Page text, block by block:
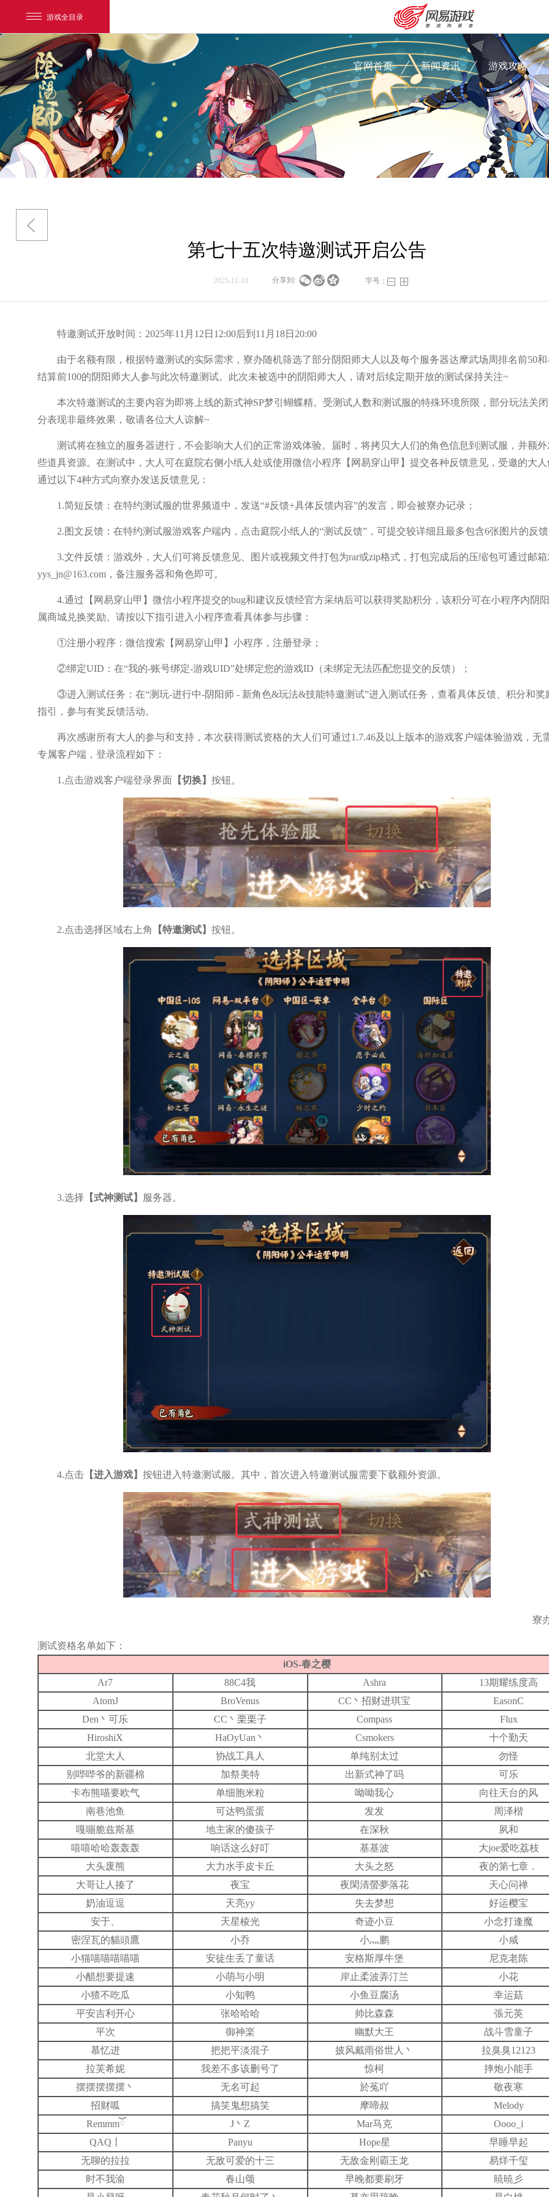
游戏全目录
网易游戏
安卓充值
阴阳师
唯美奇幻 匠心巨制
官网首页 新闻资讯 游戏攻略
第七十五次特邀测试开启公告
2025-11-10 分享到:   字号：
特邀测试开放时间：2025年11月12日12:00后到11月18日20:00
由于名额有限，根据特邀测试的实际需求，寮办随机筛选了部分阴阳师大人以及每个服务器达摩武场周排名前50和
结算前100的阴阳师大人参与此次特邀测试。此次未被选中的阴阳师大人，请对后续定期开放的测试保持关注~
本次特邀测试的主要内容为即将上线的新式神SP梦引蝴蝶精。受测试人数和测试服的特殊环境所限，部分玩法关
分表现非最终效果，敬请各位大人谅解~
测试将在独立的服务器进行，不会影响大人们的正常游戏体验。届时，将拷贝大人们的角色信息到测试服，并额外
些道具资源。在测试中，大人可在庭院右侧小纸人处或使用微信小程序【网易穿山甲】提交各种反馈意见，受邀的大
通过以下4种方式向寮办发送反馈意见：
1.简短反馈：在特约测试服的世界频道中，发送“#反馈+具体反馈内容”的发言，即会被寮办记录；
2.图文反馈：在特约测试服游戏客户端内，点击庭院小纸人的“测试反馈”，可提交较详细且最多包含6张图片的反
3.文件反馈：游戏外，大人们可将反馈意见、图片或视频文件打包为rar或zip格式，打包完成后的压缩包可通过邮箱
yys_jn@163.com，备注服务器和角色即可。
4.通过【网易穿山甲】微信小程序提交的bug和建议反馈经官方采纳后可以获得奖励积分，该积分可在小程序内阴
属商城兑换奖励。请按以下指引进入小程序查看具体参与步骤：
①注册小程序：微信搜索【网易穿山甲】小程序，注册登录；
②绑定UID：在“我的-账号绑定-游戏UID”处绑定您的游戏ID（未绑定无法匹配您提交的反馈）；
③进入测试任务：在“测玩-进行中-阴阳师 - 新角色&玩法&技能特邀测试”进入测试任务，查看具体反馈、积分和奖
指引，参与有奖反馈活动。
再次感谢所有大人的参与和支持，本次获得测试资格的大人们可通过1.7.46及以上版本的游戏客户端体验游戏，无
专属客户端，登录流程如下：
1.点击游戏客户端登录界面 【切换】 按钮。
2.点击选择区域右上角 【特邀测试】 按钮。
3.选择 【式神测试】 服务器。
4.点击【进入游戏】 按钮进入特邀测试服。其中，首次进入特邀测试服需要下载额外资源。
寮
测试资格名单如下：
iOS-春之樱
Ar7
88C4我 Ashra
13期耀练度高
AtomJ
BroVenus CC丶招财进琪宝
EasonC
Den丶可乐
CC丶栗栗子 Compass
Flux
HiroshiX
HaOyUan丶 Csmokers
十个勤天
北堂大人
协战工具人 单纯别太过
勿怪
别哔哔爷的新疆棉
加祭美特 出新式神了吗
可乐
卡布熊喵要欧气
单细胞米粒 呦呦我心
向往天台的风
南巷池鱼
可达鸭蛋蛋 发发
周泽楷
嘎嘣脆兹斯基
地主家的傻孩子 在深秋
夙和
嘻嘻哈哈轰轰轰
响话这么好叮 基基波
大joe爱吃荔枝
大头废熊
大力水手皮卡丘 大头之怒
夜的第七章．
大哥让人揍了
夜宝 夜閑清螢夢落花
天心问禅
奶油逗逗
天亮yy 失去梦想
好运樱宝
安于、
天星棱光 奇迹小豆
小念打逢魔
密涅瓦的貓頭鷹
小乔 小灬鹏
小咸
小猫喵喵喵喵喵
安徒生丢了童话 安格斯厚牛堡
尼克老陈
小醋想要提速
小萌与小明 岸止柔波弄汀兰
小花
小猹不吃瓜
小知鸭 小鱼豆腐汤
幸运菇
平安吉利开心
张哈哈哈 帅比森森
張元英
平次
御神楽 幽默大王
战斗雪童子
慕忆进
把把平淡混子 披风戴雨俗世人丶
拉臭臭12123
拉芙希妮
我差不多该删号了 惊柯
摔炮小能手
摆摆摆摆摆丶
无名可起 於菟吖
敬夜寒
招财呱
搞笑鬼想搞笑 摩啼叔
Melody
Remmmོ
J丶Z Mar马克
Oooo_i
QAQ丨
Panyu Hope星
早睡早起
无聊的拉拉
无敌可爱的十三 无敌金刚霸王龙
易烊千玺
时不我渝
春山颂 早晚都要刷牙
暁暁彡